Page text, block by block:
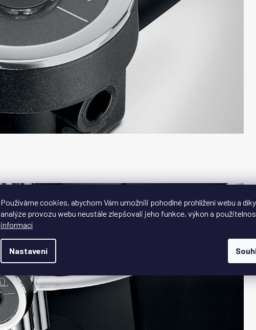
Používáme cookies, abychom Vám umožnili pohodlné prohlížení webu a díky
analýze provozu webu neustále zlepšovali jeho funkce, výkon a
informací
Nastavení